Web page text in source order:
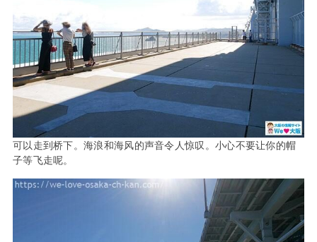
可以走到桥下。海浪和海风的声音令人惊叹。小心不要让你的帽
子等飞走呢。